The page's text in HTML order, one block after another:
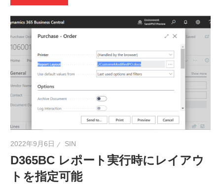
2022年9月6日 SIN
D365BC レポート実行時にレイアウ
トを指定可能